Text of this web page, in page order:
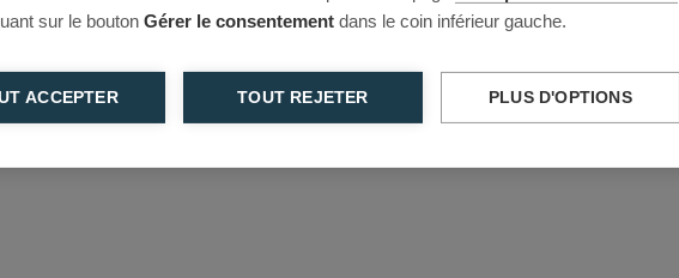
sur le bouton Gérer le consentement dans le coin inférieur gauche.
ACCEPTER TOUT REJETER PLUS D'OPTIONS